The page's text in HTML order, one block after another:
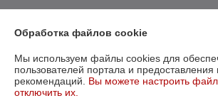
Обработка файлов cookie
Мы используем файлы cookies для
пользователей портала и
рекомендаций. Вы можете настроить
отключить их.